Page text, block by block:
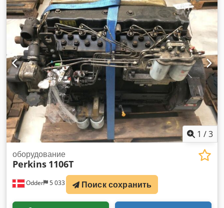
1 /3
Odder 5 033 km
оборудование
Perkins 1106T
Поиск сохранить